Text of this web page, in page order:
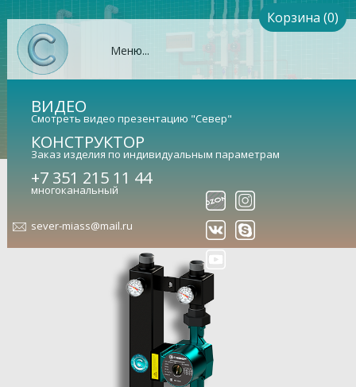
Меню...
Корзина (0)
ВИДЕО
Смотреть видео презентацию "Север"
КОНСТРУКТОР
Заказ изделия по индивидуальным параметрам
+7 351 215 11 44
многоканальный
sever-miass@mail.ru
Север-TK 25/4 (сталь 09Г2С)
Насосный узел для твердотопливного котла (арт.